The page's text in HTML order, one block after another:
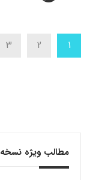
1
2
3
مطالب ویژه نسخه